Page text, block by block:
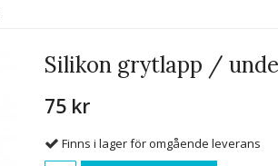
Silikon grytlapp /
75 kr
Finns i lager för omgående leverans